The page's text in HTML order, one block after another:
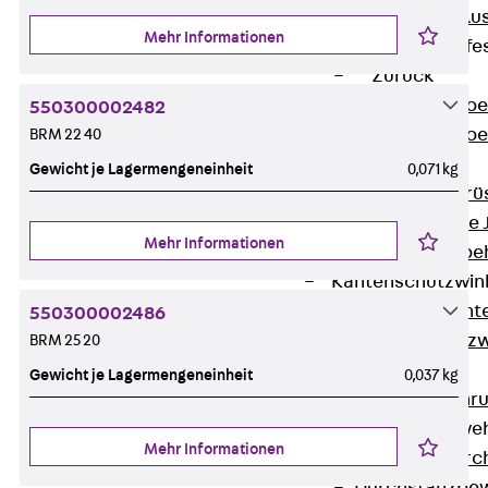
Zurück
Gerüstschuhe
Zurück
Gerüstschuhe
Bewehrung
Zurück
Zurück
Mehr Informationen
550300002482
BRM 22 40
Gewicht je Lagermengeneinheit 0,071 kg
Mehr Informationen
550300002486
BRM 25 20
Gewicht je Lagermengeneinheit 0,037 kg
Mehr Informationen